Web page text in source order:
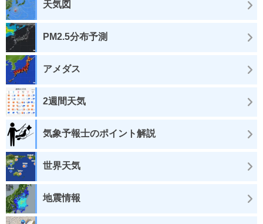
天気図
PM2.5分布予測
アメダス
2週間天気
気象予報士のポイント解説
世界天気
地震情報